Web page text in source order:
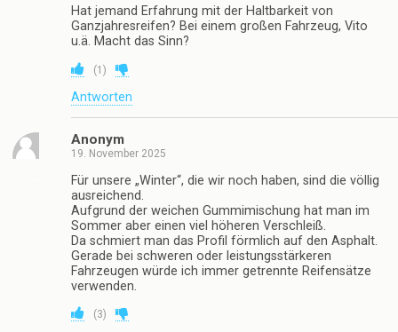
Hat jemand Erfahrung mit der Haltbarkeit von
Ganzjahresreifen? Bei einem großen Fahrzeug, Vito
u.ä. Macht das Sinn?
(1 )
Antworten
Anonym
19. November 2025
Für unsere „Winter“, die wir noch haben, sind die völlig
ausreichend.
Aufgrund der weichen Gummimischung hat man im
Sommer aber einen viel höheren Verschleiß.
Da schmiert man das Profil förmlich auf den Asphalt.
Gerade bei schweren oder leistungsstärkeren
Fahrzeugen würde ich immer getrennte Reifensätze
verwenden.
(3)